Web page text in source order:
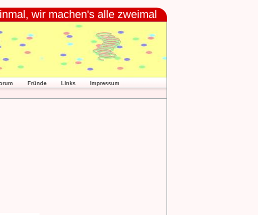
wir machen's alle zweimal
Fründe Links
Impressum